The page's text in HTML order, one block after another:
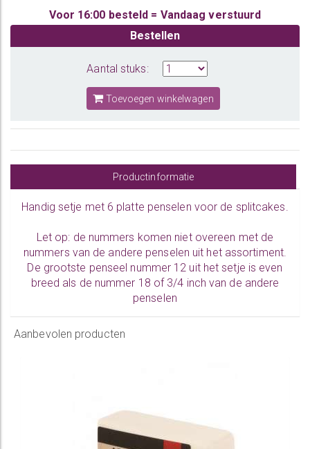
Voor 16:00 besteld = Vandaag verstuurd
Bestellen
Aantal stuks:
Toevoegen winkelwagen
Productinformatie
Handig setje met 6 platte penselen voor de splitcakes.
Let op: de nummers komen niet overeen met de
nummers van de andere penselen uit het assortiment.
De grootste penseel nummer 12 uit het setje is even
breed als de nummer 18 of 3/4 inch van de andere
penselen
Aanbevolen producten